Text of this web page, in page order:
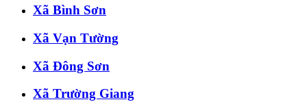
Xã Bình Sơn
Xã Vạn Tường
Xã Đông Sơn
Xã Trường Giang